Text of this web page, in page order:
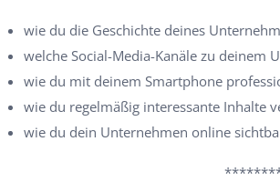
wie du die Geschichte deines
welche Social-Media-Kanäle zu deinem
wie du mit deinem Smartphone
wie du regelmäßig interessante Inhalte
wie du dein Unternehmen online